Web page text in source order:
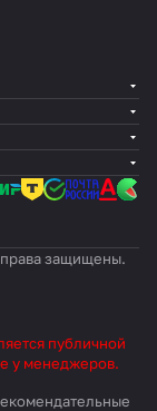
защищены.
публичной
у менеджеров.